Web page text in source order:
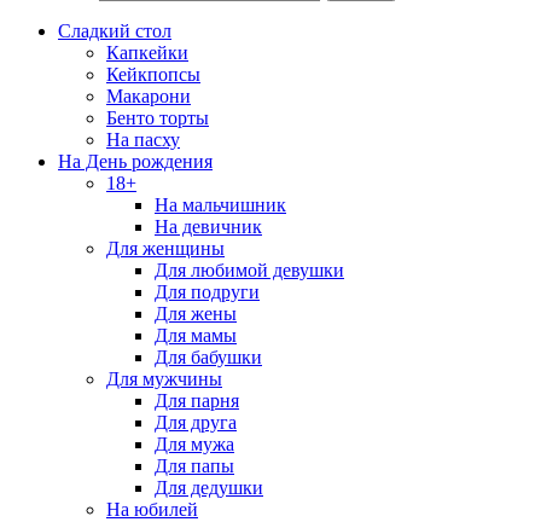
Сладкий стол
Капкейки
Кейкпопсы
Макарони
Бенто торты
На пасху
На День рождения
18+
На мальчишник
На девичник
Для женщины
Для любимой девушки
Для подруги
Для жены
Для мамы
Для бабушки
Для мужчины
Для парня
Для друга
Для мужа
Для папы
Для дедушки
На юбилей